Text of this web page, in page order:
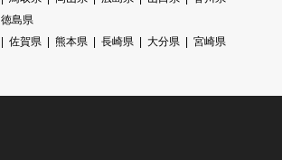
徳島県
佐賀県 熊本県 長崎県 大分県
宮崎県